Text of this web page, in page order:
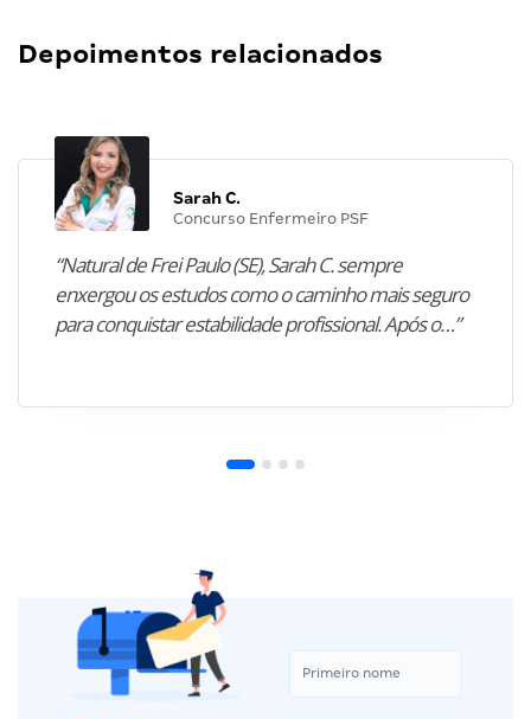
Depoimentos relacionados
Sarah C.
Concurso Enfermeiro PSF
“Natural de Frei Paulo (SE), Sarah C. sempre
enxergou os estudos como o caminho mais seguro
para conquistar estabilidade profissional. Após o…”